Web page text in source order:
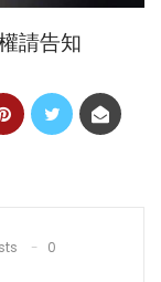
請告知
0